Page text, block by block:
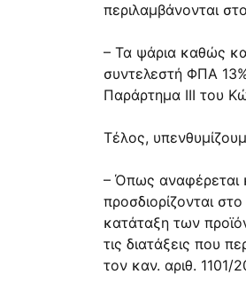
περιλαμβάνονται
– Τα ψάρια καθώς
συντελεστή ΦΠΑ
Παράρτημα ΙΙΙ του
Τέλος,
– Όπως αναφέρεται
προσδιορίζονται
κατάταξη των
τις διατάξεις που
τον καν. αριθ. 1101/